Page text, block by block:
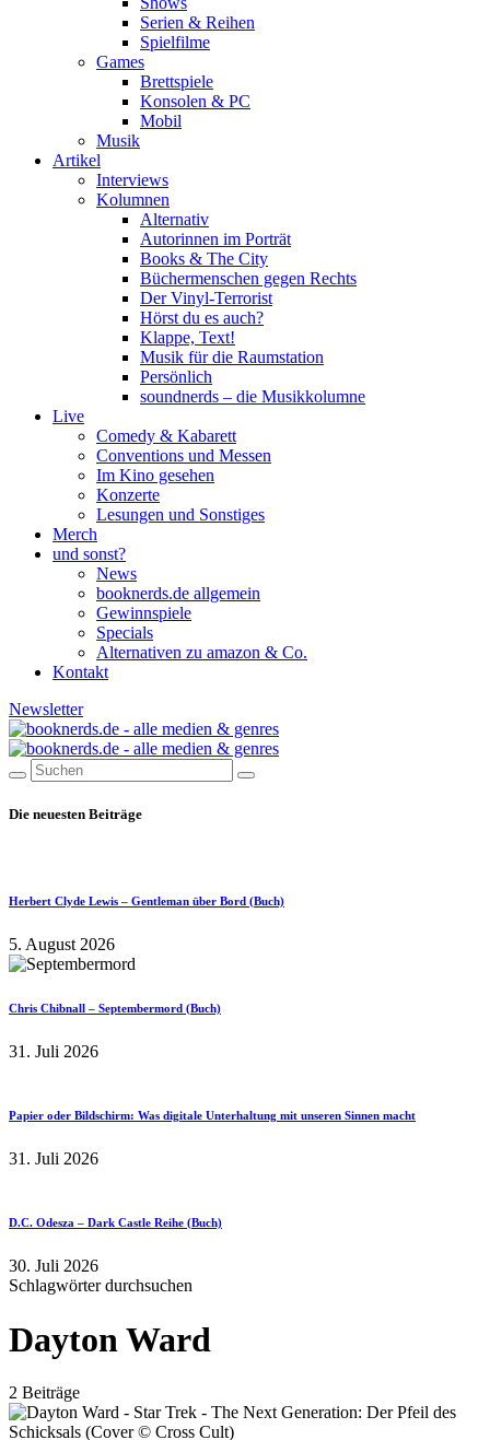
Serien & Reihen
Spielfilme
Games
Brettspiele
Konsolen & PC
Mobil
Musik
Artikel
Interviews
Kolumnen
Alternativ
Autorinnen im Porträt
Books & The City
Büchermenschen gegen Rechts
Der Vinyl-Terrorist
Hörst du es auch?
Klappe, Text!
Musik für die Raumstation
Persönlich
soundnerds – die Musikkolumne
Live
Comedy & Kabarett
Conventions und Messen
Im Kino gesehen
Konzerte
Lesungen und Sonstiges
Merch
und sonst?
News
booknerds.de allgemein
Gewinnspiele
Specials
Alternativen zu amazon & Co.
Kontakt
Newsletter
Die neuesten Beiträge
Herbert Clyde Lewis – Gentleman über Bord (Buch)
5. August 2026
Chris Chibnall – Septembermord (Buch)
31. Juli 2026
Papier oder Bildschirm: Was digitale Unterhaltung mit unseren Sinnen macht
31. Juli 2026
D.C. Odesza – Dark Castle Reihe (Buch)
30. Juli 2026
Schlagwörter durchsuchen
Dayton Ward
2 Beiträge